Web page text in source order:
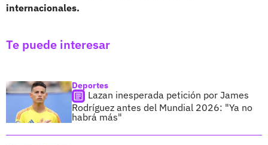
internacionales.
Te puede interesar
Deportes
Lazan inesperada petición por James
Rodríguez antes del Mundial 2026: "Ya no
habrá más"